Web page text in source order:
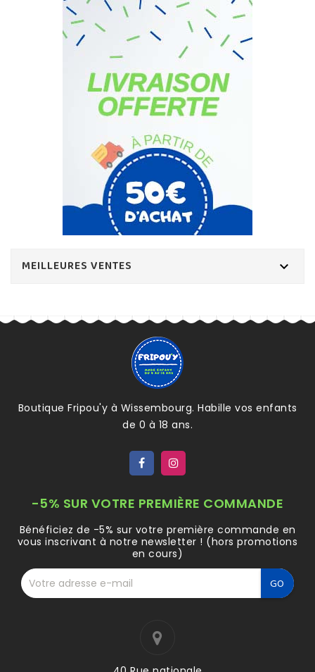
MEILLEURES VENTES 
Boutique Fripou'y à Wissembourg. Habille vos enfants
de 0 à 18 ans.
-5% SUR VOTRE PREMIÈRE COMMANDE
Bénéficiez de -5% sur votre première commande en
vous inscrivant à notre newsletter ! (hors promotions
en cours)